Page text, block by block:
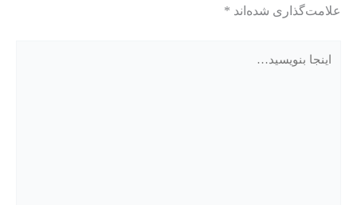
علامت‌گذاری شده‌اند *
بنویسید…